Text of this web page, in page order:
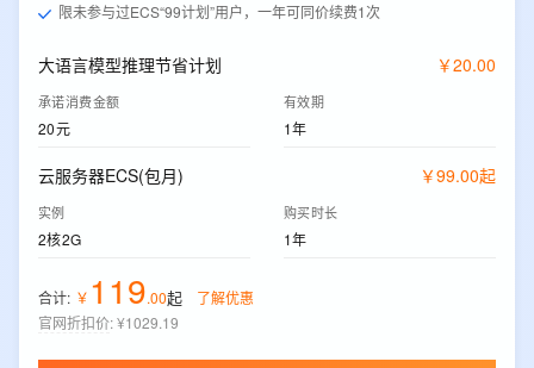
限未参与过ECS“99计划”用户，一年可同价续费1次
大语言模型推理节省计划 ￥20.00
承诺消费金额
20元
有效期
1年
云服务器ECS(包月) ￥99.00起
实例
2核2G
购买时长
1年
合计: ￥ 119.00起
了解优惠
官网折扣价:¥1029.19